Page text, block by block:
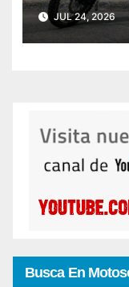
JUL 24, 2026
Busca En